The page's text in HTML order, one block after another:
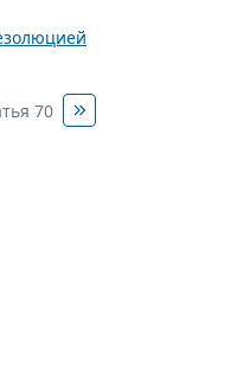
70